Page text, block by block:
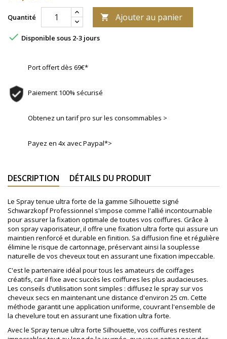
Quantité  Ajouter au panier
 Disponible sous 2-3 jours
Port offert dès 69€*
Paiement 100% sécurisé
Obtenez un tarif pro sur les consommables >
Payez en 4x avec Paypal*>
DESCRIPTION DÉTAILS DU PRODUIT
Le Spray tenue ultra forte de la gamme Silhouette signé
Schwarzkopf Professionnel s'impose comme l'allié incontournable
pour assurer la fixation optimale de toutes vos coiffures. Grâce à
son spray vaporisateur, il offre une fixation ultra forte qui assure un
maintien renforcé et durable en finition. Sa diffusion fine et régulière
élimine le risque de cartonnage, préservant ainsi la souplesse
naturelle de vos cheveux tout en assurant une fixation impeccable.
C'est le partenaire idéal pour tous les amateurs de coiffages
créatifs, car il fixe avec succès les coiffures les plus audacieuses.
Les conseils d'utilisation sont simples : diffusez le spray sur vos
cheveux secs en maintenant une distance d'environ 25 cm. Cette
méthode garantit une application uniforme, couvrant l'ensemble de
la chevelure tout en assurant une fixation ultra forte.
Avec le Spray tenue ultra forte Silhouette, vos coiffures restent